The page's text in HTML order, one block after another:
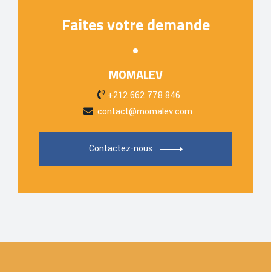
Faites votre demande
MOMALEV
+212 662 778 846
contact@momalev.com
Contactez-nous